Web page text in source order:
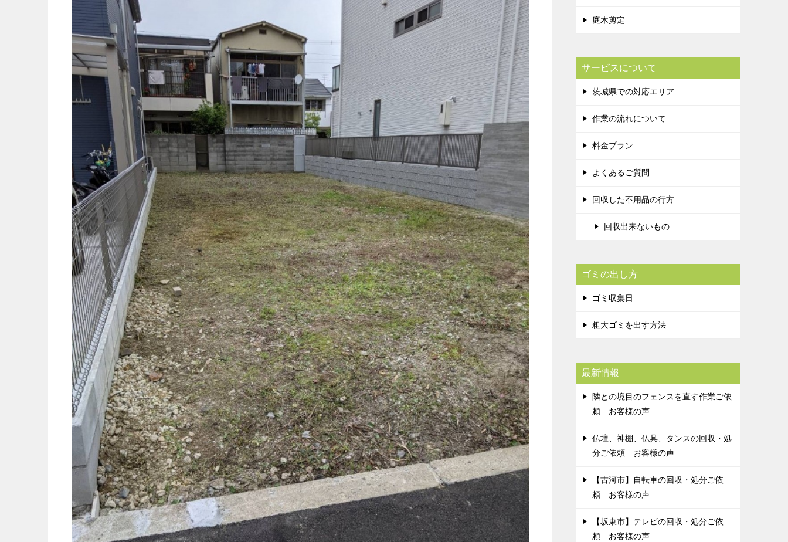
庭木剪定
サービスについて
茨城県での対応エリア
作業の流れについて
料金プラン
よくあるご質問
回収した不用品の行方
回収出来ないもの
ゴミの出し方
ゴミ収集日
粗大ゴミを出す方法
最新情報
隣との境目のフェンスを直す作業ご依
頼 お客様の声
仏壇、神棚、仏具、タンスの回収・処
分ご依頼 お客様の声
【古河市】自転車の回収・処分ご依
頼 お客様の声
【坂東市】テレビの回収・処分ご依
頼 お客様の声